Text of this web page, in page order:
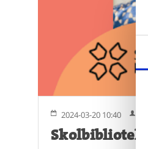
2024-03-20 10:40
Skolbibliotek